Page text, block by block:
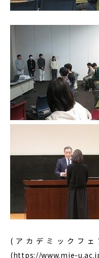
(アカデミックフェ
(https://www.mie-